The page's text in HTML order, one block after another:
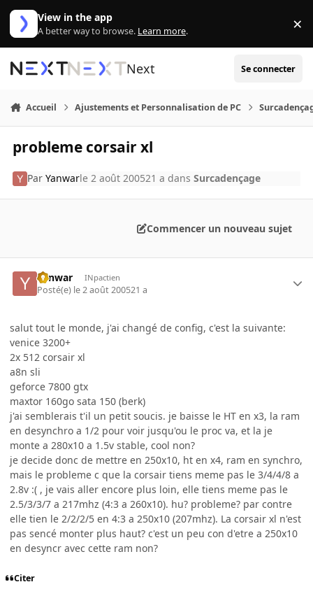
Aller au contenu
View in the app
A better way to browse. Learn more. ×
Next Se connecter
Accueil Ajustements et Personnalisation de PC
probleme corsair xl
ParYanwarle 2 août 200521 a dansSurcadençage
Commencer un nouveau sujet
Yanwar INpactien
Posté(e) le 2 août 200521 a
salut tout le monde, j'ai changé de config, c'est la suivante:
venice 3200+
2x 512 corsair xl
a8n sli
geforce 7800 gtx
maxtor 160go sata 150 (berk)
j'ai semblerais t'il un petit soucis. je baisse le HT en x3, la ram
en desynchro a 1/2 pour voir jusqu'ou le proc va, et la je
monte a 280x10 a 1.5v stable, cool non?
je decide donc de mettre en 250x10, ht en x4, ram en synchro,
mais le probleme c que la corsair tiens meme pas le 3/4/4/8 a
2.8v :( , je vais aller encore plus loin, elle tiens meme pas le
2.5/3/3/7 a 217mhz (4:3 a 260x10). hu? probleme? par contre
elle tien le 2/2/2/5 en 4:3 a 250x10 (207mhz). La corsair xl n'est
pas sencé monter plus haut? c'est un peu con d'etre a 250x10
en desyncr avec cette ram non?
Citer